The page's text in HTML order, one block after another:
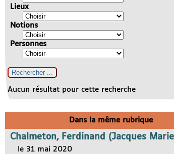
Lieux
Notions
Personnes
Aucun résultat pour cette recherche
Dans la même rubrique
Chalmeton, Ferdinand (Jacques
le 31 mai 2020